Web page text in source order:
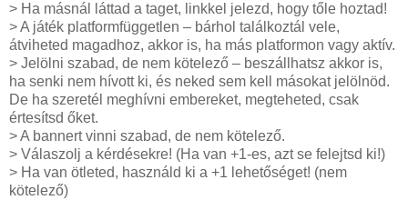
> Ha másnál láttad a taget, linkkel jelezd, hogy tőle hoztad!
> A játék platformfüggetlen – bárhol találkoztál vele,
átviheted magadhoz, akkor is, ha más platformon vagy aktív.
> Jelölni szabad, de nem kötelező – beszállhatsz akkor is,
ha senki nem hívott ki, és neked sem kell másokat jelölnöd.
De ha szeretél meghívni embereket, megteheted, csak
értesítsd őket.
> A bannert vinni szabad, de nem kötelező.
> Válaszolj a kérdésekre! (Ha van +1-es, azt se felejtsd ki!)
> Ha van ötleted, használd ki a +1 lehetőséget! (nem
kötelező)